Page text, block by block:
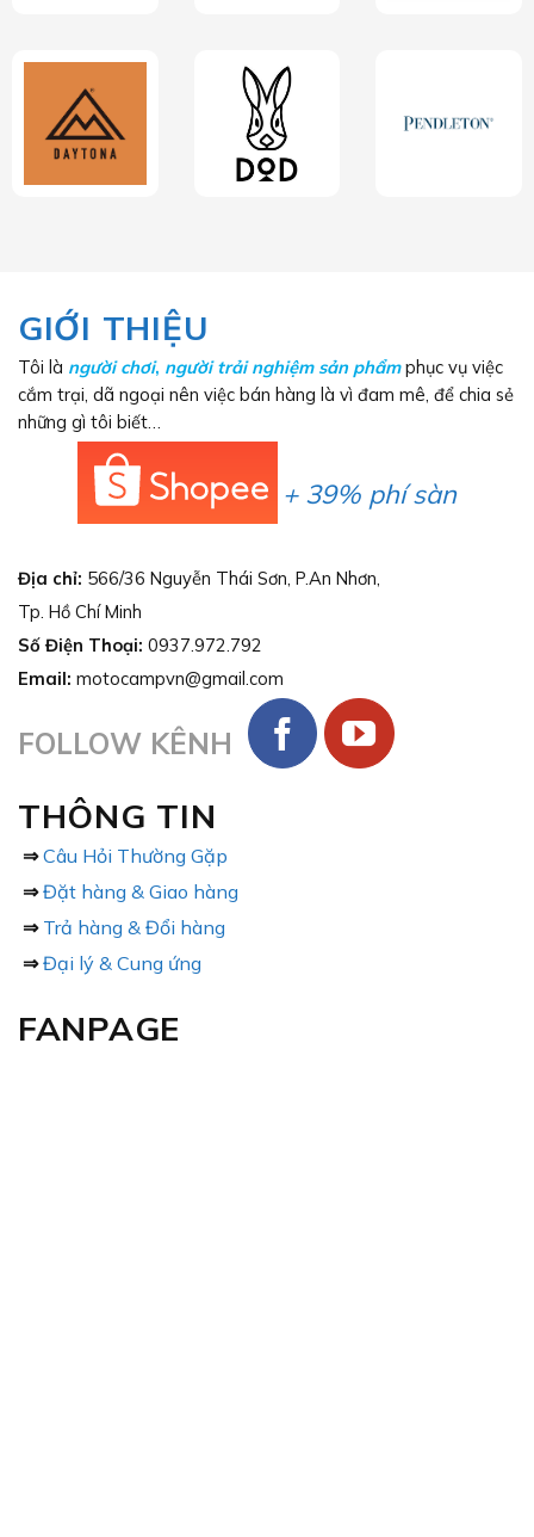
GIỚI THIỆU
Tôi là người chơi, người trải nghiệm sản phẩmphục vụ việc
cắm trại, dã ngoại nên việc bán hàng là vì đam mê, để chia sẻ
những gì tôi biết…
+ 39% phí sàn
Địa chỉ: 566/36 Nguyễn Thái Sơn, P.An Nhơn,
Tp. Hồ Chí Minh
Số Điện Thoại: 0937.972.792
Email: motocampvn@gmail.com
FOLLOW KÊNH
THÔNG TIN
⇒ Câu Hỏi Thường Gặp
⇒ Đặt hàng & Giao hàng
⇒ Trả hàng & Đổi hàng
⇒ Đại lý & Cung ứng
FANPAGE